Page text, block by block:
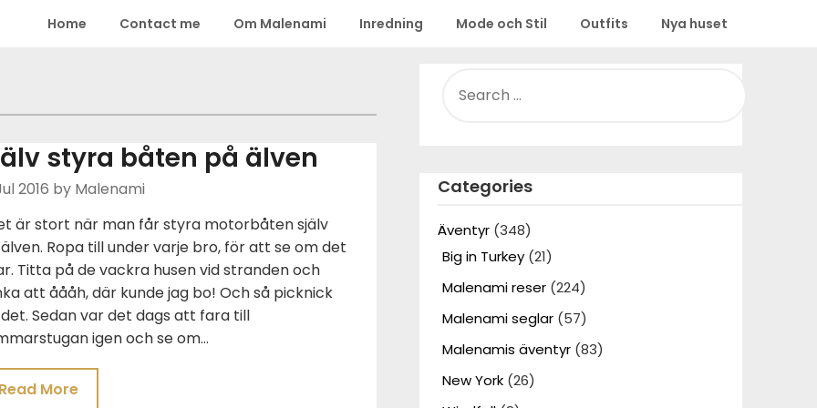
Home Contact me Om Malenami Inredning Mode och Stil Outfits Nya huset
styra båten på älven
2016 by Malenami
är stort när man får styra motorbåten själv
Ropa till under varje bro, för att se om det
Titta på de vackra husen vid stranden och
att åååh, där kunde jag bo! Och så picknick
Sedan var det dags att fara till
igen och se om…
Read More
FOR:
Categories
Äventyr(348)
Big in Turkey(21)
Malenami reser(224)
Malenami seglar(57)
Malenamis äventyr(83)
New York(26)